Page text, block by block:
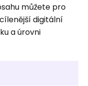
můžete pro
digitální
a úrovni